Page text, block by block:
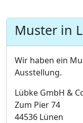
Muster in
Wir haben ein
Ausstellung.
Lübke GmbH &
Zum Pier 74
44536 Lünen